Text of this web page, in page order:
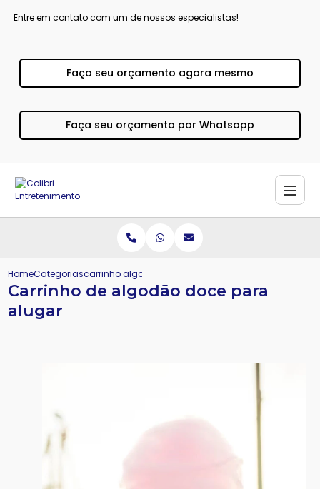
Entre em contato com um de nossos especialistas!
Faça seu orçamento agora mesmo
Faça seu orçamento por Whatsapp
HomeCategoriascarrinho algodao doce alugar
Carrinho de algodão doce para
alugar